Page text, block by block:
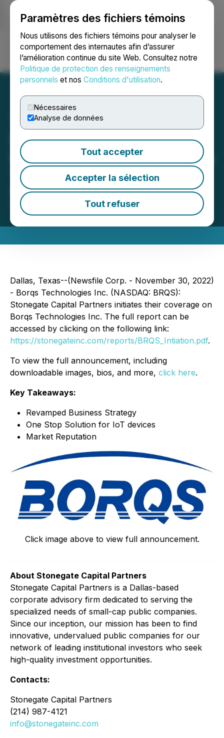
Paramètres des fichiers témoins
Nous utilisons des fichiers témoins pour analyser le
comportement des internautes afin d’assurer
l’amélioration continue du site Web. Consultez notre
Politique de protection des renseignements
personnels et nos Conditions d'utilisation.
Nécessaires
Analyse de données
Tout accepter
Accepter la sélection
Tout refuser
Ouvrir une session Recherche English
Stonegate Capital Partners
Initiates Coverage on Borqs
Technologies Inc. (BRQS)
November 30, 2022 9:23 AM EST | Source:
Reportable, Inc.
Dallas, Texas--(Newsfile Corp. - November 30, 2022)
- Borqs Technologies Inc. (NASDAQ: BRQS):
Stonegate Capital Partners initiates their coverage on
Borqs Technologies Inc. The full report can be
accessed by clicking on the following link:
https://stonegateinc.com/reports/BRQS_Intiation.pdf.
To view the full announcement, including
downloadable images, bios, and more, click here.
Key Takeaways:
Revamped Business Strategy
One Stop Solution for IoT devices
Market Reputation
Click image above to view full announcement.
About Stonegate Capital Partners
Stonegate Capital Partners is a Dallas-based
corporate advisory firm dedicated to serving the
specialized needs of small-cap public companies.
Since our inception, our mission has been to find
innovative, undervalued public companies for our
network of leading institutional investors who seek
high-quality investment opportunities.
Contacts:
Stonegate Capital Partners
(214) 987-4121
info@stonegateinc.com